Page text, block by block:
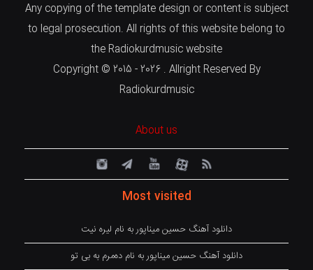
Any copying of the template design or content is subject
to legal prosecution. All rights of this website belong to
the Radiokurdmusic website
Copyright © 2015 - 2026 . Allright Reserved By
Radiokurdmusic
About us
Most visited
دانلود آهنگ حسین میناپور به نام لیره نیت
دانلود آهنگ حسین میناپور به نام دەمرم بە بی تو